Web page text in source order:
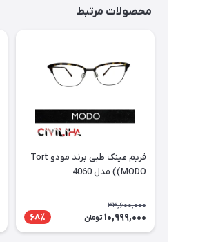
محصولات مرتبط
فریم عینک طبی برند مودو Tort
(MODO) مدل 4060
33,600,000
10,999,000 تومان 68٪